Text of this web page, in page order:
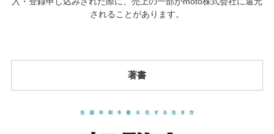
されることがあります。
著書